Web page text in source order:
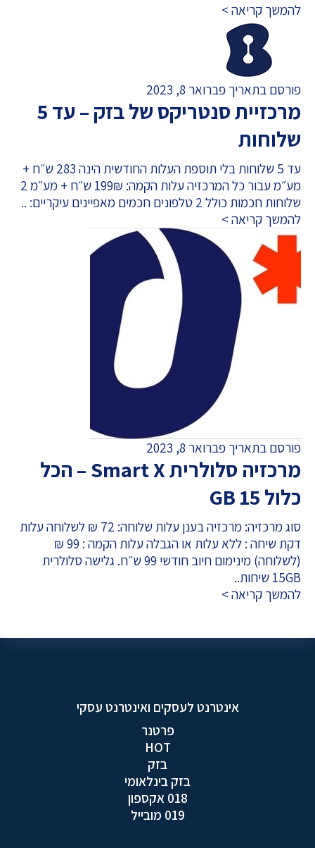
להמשך קריאה >
פורסם בתאריך פברואר 8, 2023
מרכזיית סנטריקס של בזק – עד 5
שלוחות
עד 5 שלוחות בלי תוספת העלות החודשית הינה 283 ש״ח +
מע״מ עבור כל המרכזיה עלות הקמה: 199₪ ש״ח + מע״מ 2
שלוחות חכמות כולל 2 טלפונים חכמים מאפיינים עיקריים: ..
להמשך קריאה >
פורסם בתאריך פברואר 8, 2023
מרכזיה סלולרית Smart X – הכל
כלול 15 GB
סוג מרכזיה: מרכזיה בענן עלות שלוחה: 72 ₪ לשלוחה עלות
דקת שיחה : ללא עלות או הגבלה עלות הקמה : 99 ₪
(לשלוחה) מינימום חיוב חודשי 99 ש״ח. גלישה סלולרית
15GB שיחות..
להמשך קריאה >
אינטרנט לעסקים ואינטרנט עסקי
פרטנר
HOT
בזק
בזק בינלאומי
018 אקספון
019 מובייל